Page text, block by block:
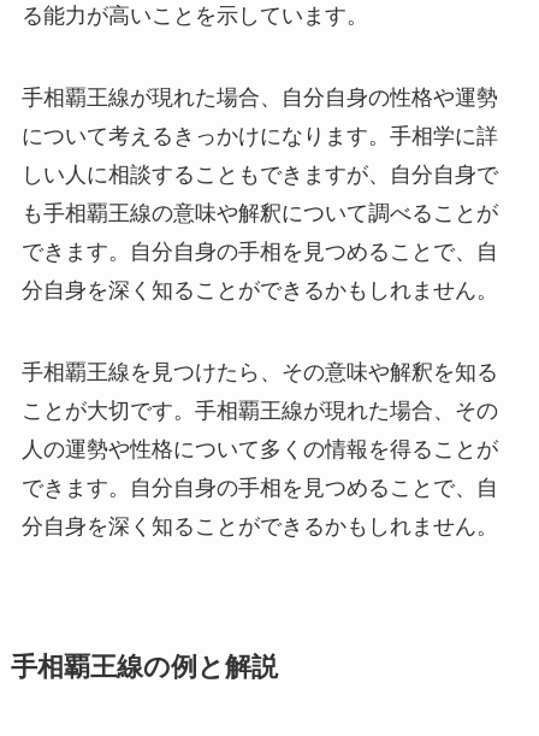
る能力が高いことを示しています。
手相覇王線が現れた場合、自分自身の性格や運勢
について考えるきっかけになります。手相学に詳
しい人に相談することもできますが、自分自身で
も手相覇王線の意味や解釈について調べることが
できます。自分自身の手相を見つめることで、自
分自身を深く知ることができるかもしれません。
手相覇王線を見つけたら、その意味や解釈を知る
ことが大切です。手相覇王線が現れた場合、その
人の運勢や性格について多くの情報を得ることが
できます。自分自身の手相を見つめることで、自
分自身を深く知ることができるかもしれません。
手相覇王線の例と解説